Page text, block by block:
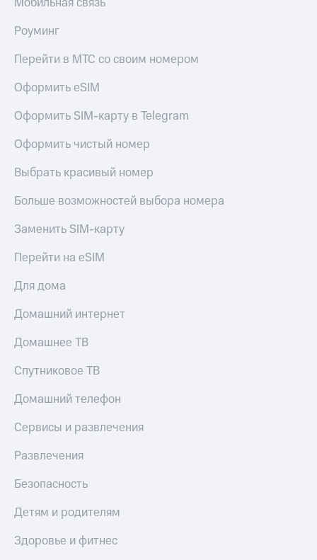
Роуминг
Перейти в МТС со своим номером
Оформить eSIM
Оформить SIM-карту в Telegram
Оформить чистый номер
Выбрать красивый номер
Больше возможностей выбора номера
Заменить SIM-карту
Перейти на eSIM
Для дома
Домашний интернет
Домашнее ТВ
Спутниковое ТВ
Домашний телефон
Сервисы и развлечения
Развлечения
Безопасность
Детям и родителям
Здоровье и фитнес